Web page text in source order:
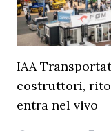
IAA
costruttori,
entra nel vivo